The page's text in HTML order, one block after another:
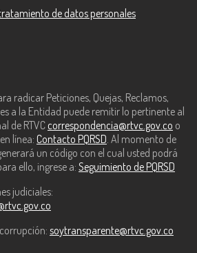
de datos personales
radicar Peticiones, Quejas, Reclamos,
a la Entidad puede remitir lo pertinente al
de RTVC correspondencia@rtvc.gov.co o
línea: Contacto PQRSD. Al momento de
un código con el cual usted podrá
ello, ingrese a: Seguimiento de PQRSD
judiciales:
soytransparente@rtvc.gov.co